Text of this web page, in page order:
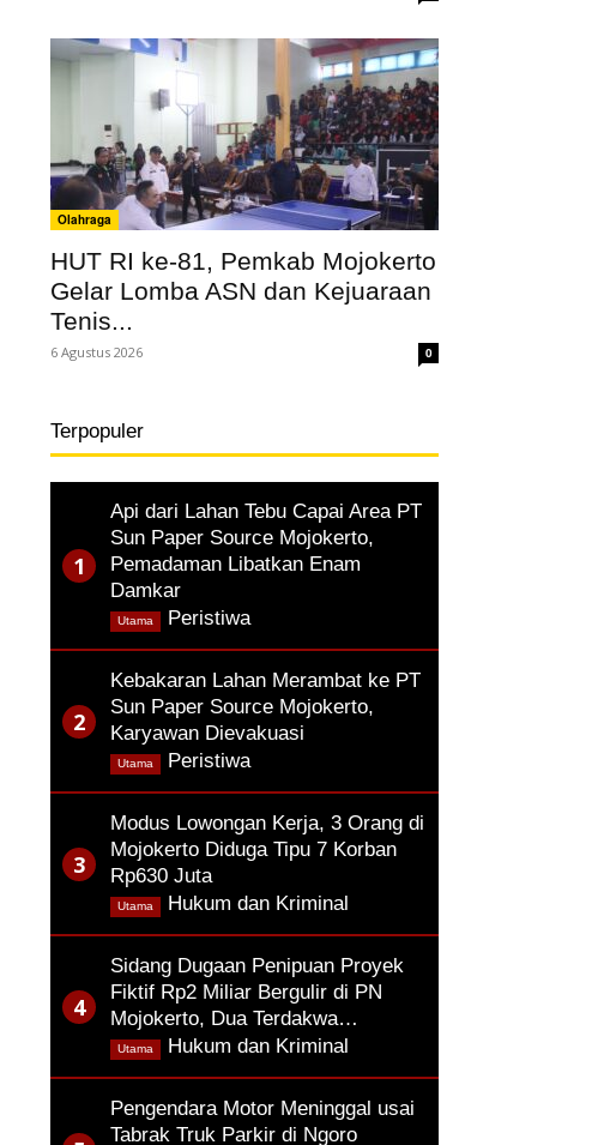
Olahraga
HUT RI ke-81, Pemkab Mojokerto
Gelar Lomba ASN dan Kejuaraan
Tenis...
6 Agustus 2026 0
Terpopuler
Api dari Lahan Tebu Capai Area PT
Sun Paper Source Mojokerto,
Pemadaman Libatkan Enam
Damkar
Peristiwa,
Utama
Kebakaran Lahan Merambat ke PT
Sun Paper Source Mojokerto,
Karyawan Dievakuasi
Peristiwa,
Utama
Modus Lowongan Kerja, 3 Orang di
Mojokerto Diduga Tipu 7 Korban
Rp630 Juta
Hukum dan Kriminal
Utama
Sidang Dugaan Penipuan Proyek
Fiktif Rp2 Miliar Bergulir di PN
Mojokerto, Dua Terdakwa…
Hukum dan Kriminal
Utama
Pengendara Motor Meninggal usai
Tabrak Truk Parkir di Ngoro